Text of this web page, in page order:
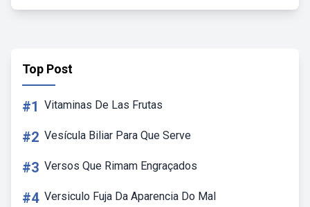
Top Post
#1 Vitaminas De Las Frutas
#2 Vesícula Biliar Para Que Serve
#3 Versos Que Rimam Engraçados
#4 Versiculo Fuja Da Aparencia Do Mal